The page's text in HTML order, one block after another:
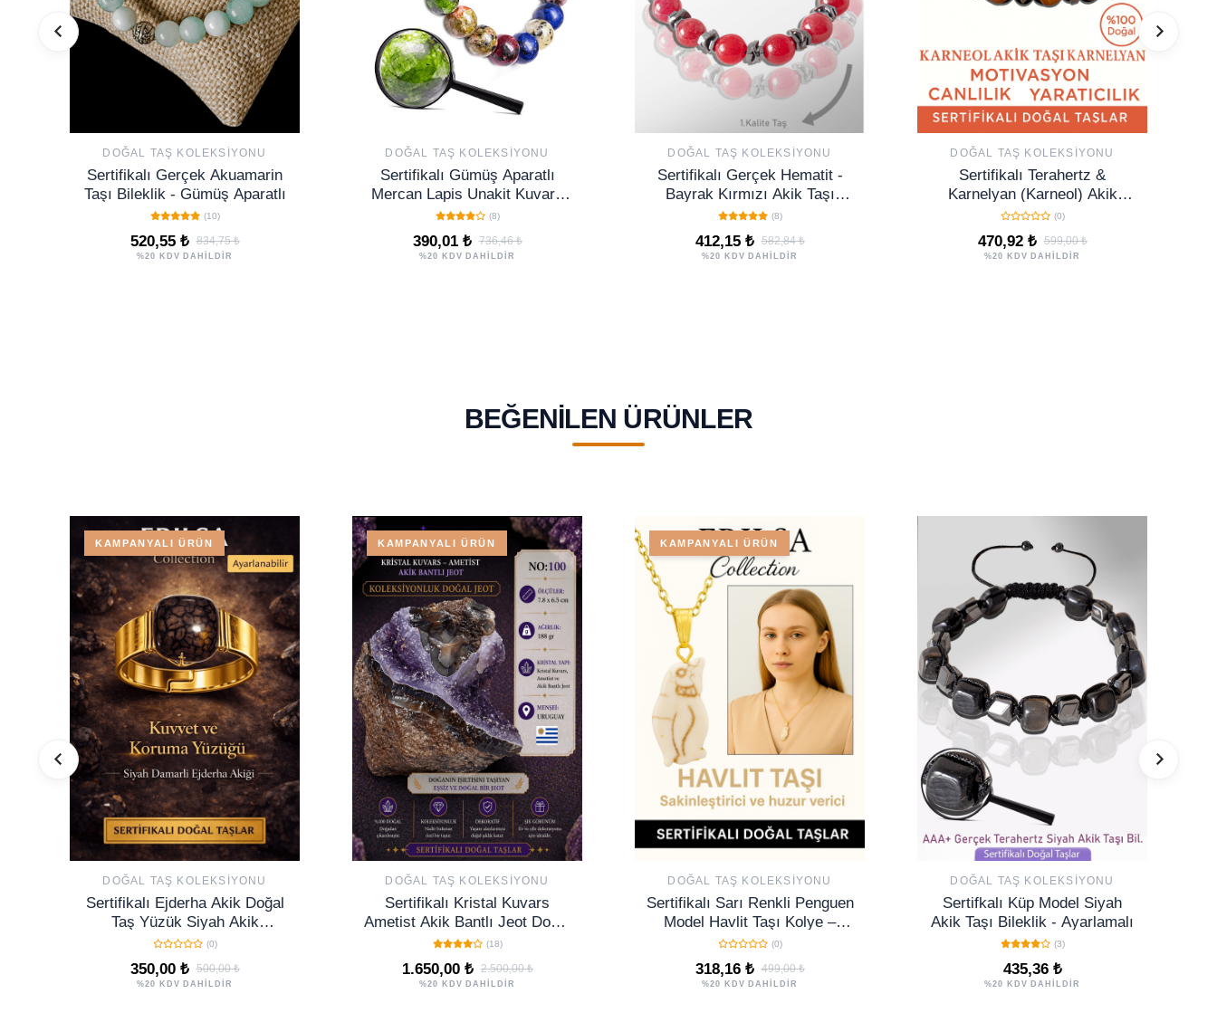
DOĞAL TAŞ KOLEKSIYONU
Sertifikalı Gerçek Akuamarin
Taşı Bileklik - Gümüş Aparatlı
(10)
520,55 ₺ 834,75 ₺
%20 KDV DAHİLDİR
DOĞAL TAŞ KOLEKSIYONU
Sertifikalı Gümüş Aparatlı
Mercan Lapis Unakit Kuvars
Azurit Taşı Bileklik
(8)
390,01 ₺ 736,46 ₺
%20 KDV DAHİLDİR
DOĞAL TAŞ KOLEKSIYONU
Sertifikalı Gerçek Hematit -
Bayrak Kırmızı Akik Taşı
Bileklik - Ayarlamalı
(8)
412,15 ₺ 582,84 ₺
%20 KDV DAHİLDİR
DOĞAL TAŞ KOLEKSIYONU
Sertifikalı Terahertz &
Karnelyan (Karneol) Akik
Bileklik – Cesaret ve Yaşam
Enerjisi
(0)
470,92 ₺ 599,00 ₺
%20 KDV DAHİLDİR
BEĞENILEN ÜRÜNLER
KAMPANYALI ÜRÜN
DOĞAL TAŞ KOLEKSIYONU
Sertifikalı Ejderha Akik Doğal
Taş Yüzük Siyah Akik
Ayarlanabilir El Yapımı
(0)
350,00 ₺ 500,00 ₺
%20 KDV DAHİLDİR
KAMPANYALI ÜRÜN
DOĞAL TAŞ KOLEKSIYONU
Sertifikalı Kristal Kuvars
Ametist Akik Bantlı Jeot Doğal
Taş Koleksiyonluk Dekoratif
7.8x6.5 NO100
(18)
1.650,00 ₺ 2.500,00 ₺
%20 KDV DAHİLDİR
KAMPANYALI ÜRÜN
DOĞAL TAŞ KOLEKSIYONU
Sertifikalı Sarı Renkli Penguen
Model Havlit Taşı Kolye –
Huzur, Sadakat ve Ruhsal
Denge
(0)
318,16 ₺ 499,00 ₺
%20 KDV DAHİLDİR
DOĞAL TAŞ KOLEKSIYONU
Sertifkalı Küp Model Siyah
Akik Taşı Bileklik - Ayarlamalı
(3)
435,36 ₺
%20 KDV DAHİLDİR